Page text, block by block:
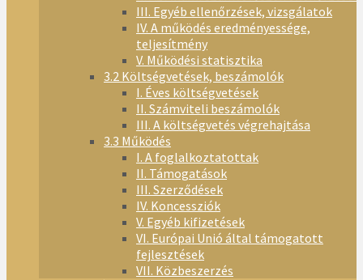
III. Egyéb ellenőrzések, vizsgálatok
IV. A működés eredményessége,
teljesítmény
V. Működési statisztika
3.2 Költségvetések, beszámolók
I. Éves költségvetések
II. Számviteli beszámolók
III. A költségvetés végrehajtása
3.3 Működés
I. A foglalkoztatottak
II. Támogatások
III. Szerződések
IV. Koncessziók
V. Egyéb kifizetések
VI. Európai Unió által támogatott
fejlesztések
VII. Közbeszerzés